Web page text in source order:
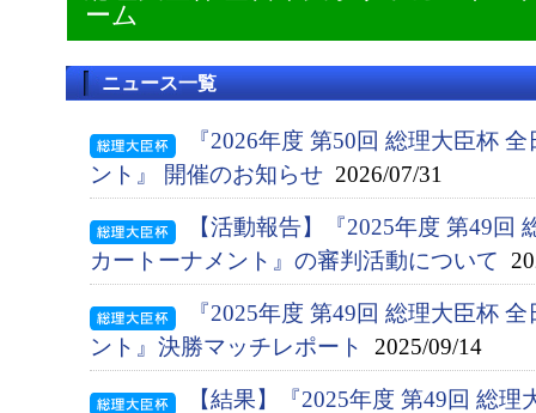
ーム
ニュース一覧
『2026年度 第50回 総理大臣杯
ント』 開催のお知らせ 2026/07/31
【活動報告】『2025年度 第49回
カートーナメント』の審判活動について
『2025年度 第49回 総理大臣杯
ント』決勝マッチレポート
2025/09/14
【結果】『2025年度 第49回 総